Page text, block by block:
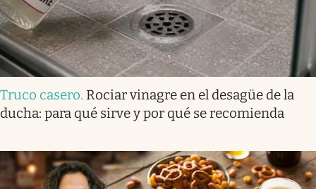
Truco casero. Rociar vinagre en el desagüe de la
ducha: para qué sirve y por qué se recomienda